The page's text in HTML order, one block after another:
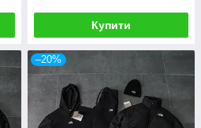
Купити
–20%